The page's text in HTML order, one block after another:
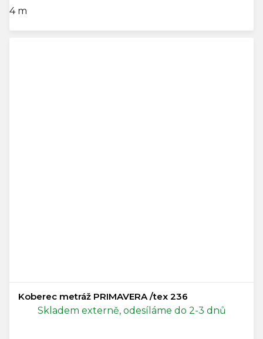
4 m
Koberec metráž PRIMAVERA /tex 236
Skladem externě, odesíláme do 2-3 dnů